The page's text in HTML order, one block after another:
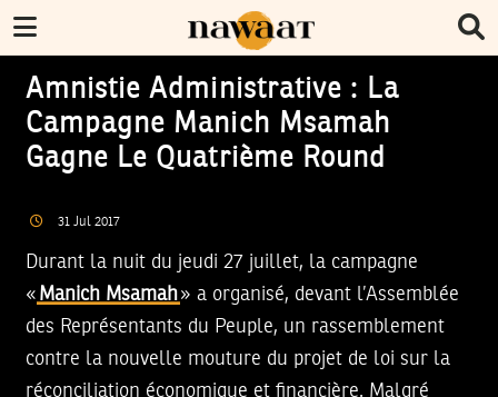
Amnistie Administrative : La
Campagne Manich Msamah
Gagne Le Quatrième Round
31 Jul 2017
Durant la nuit du jeudi 27 juillet, la campagne
« Manich Msamah» a organisé, devant l’Assemblée
des Représentants du Peuple, un rassemblement
contre la nouvelle mouture du projet de loi sur la
réconciliation économique et financière. Malgré